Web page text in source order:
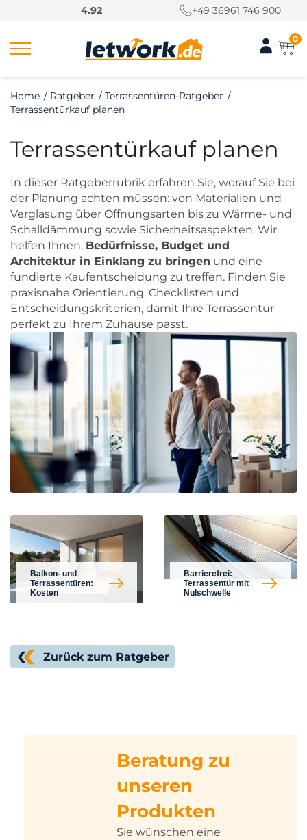
4.92 +49 36961 746 900
0
Home / Ratgeber / Terrassentüren-Ratgeber /
Terrassentürkauf planen
Terrassentürkauf planen
In dieser Ratgeberrubrik erfahren Sie, worauf Sie bei
der Planung achten müssen: von Materialien und
Verglasung über Öffnungsarten bis zu Wärme- und
Schalldämmung sowie Sicherheitsaspekten. Wir
helfen Ihnen, Bedürfnisse, Budget und
Architektur in Einklang zu bringen und eine
fundierte Kaufentscheidung zu treffen. Finden Sie
praxisnahe Orientierung, Checklisten und
Entscheidungskriterien, damit Ihre Terrassentür
perfekt zu Ihrem Zuhause passt.
Balkon- und
Terrassentüren:
Kosten
Barrierefrei:
Terrassentür mit
Nulschwelle
Zurück zum Ratgeber
Beratung zu
unseren
Produkten
Sie wünschen eine